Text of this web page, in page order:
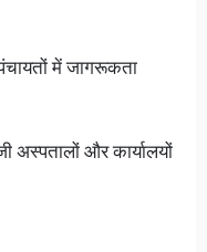
में जागरूकता
अस्पतालों और कार्यालयों